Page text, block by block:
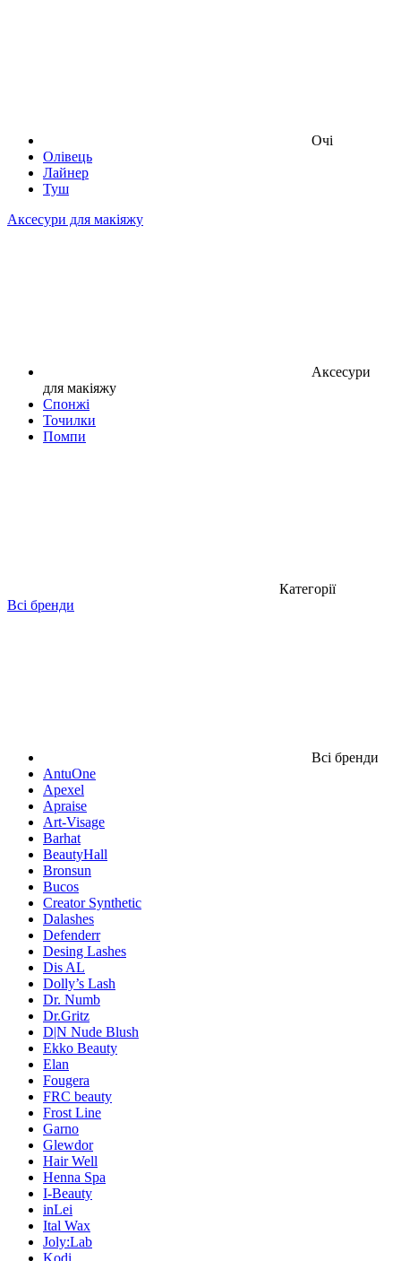
Очі
Олівець
Лайнер
Туш
Аксесури для макіяжу
Аксесури
для макіяжу
Спонжі
Точилки
Помпи
Категорії
Всі бренди
Всі бренди
AntuOne
Apexel
Apraise
Art-Visage
Barhat
BeautyHall
Bronsun
Bucos
Creator Synthetic
Dalashes
Defenderr
Desing Lashes
Dis AL
Dolly’s Lash
Dr. Numb
Dr.Gritz
D|N Nude Blush
Ekko Beauty
Elan
Fougera
FRC beauty
Frost Line
Garno
Glewdor
Hair Well
Henna Spa
I-Beauty
inLei
Ital Wax
Joly:Lab
Kodi